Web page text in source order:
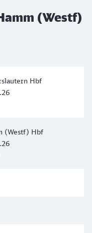
(Westf)
Hbf
(Westf) Hbf